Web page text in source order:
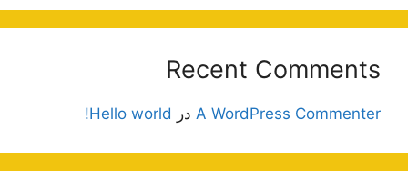
Recent Comments
A WordPress Commenter در Hello world!